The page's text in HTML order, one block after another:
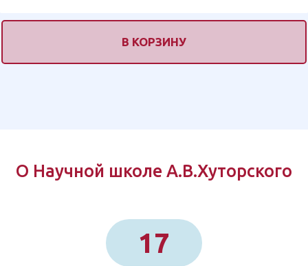
В КОРЗИНУ
О Научной школе А.В.Хуторского
17